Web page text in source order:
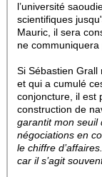
l’université
scientifiques
Mauric, il sera
ne
Si Sébastien
et qui a cumulé
conjoncture, il est
construction de
garantit mon seuil
négociations en
le chiffre
car il s’agit